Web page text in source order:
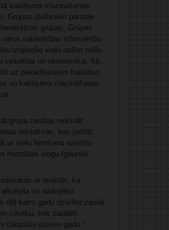
kaitējuma mazināšanas
Grupas dalībnieki pārstāv
grupas. Grupas
sabiedrības informētību
izraisošo vielu radīto reālo
veselībai un ekonomikai, kā
uz pierādījumiem balstītus
un kaitējuma mazināšanas
grupa cenšas veicināt
iniciatīvas, kas palīdz
ar vielu lietošanu saistīto
mirstības slogu Igaunijā.
saskaras ar realitāti, ka
un narkotiku
dēļ katru gadu dzīvību zaudē
cilvēku, tiek zaudēti
tūkstošu dzīves gadu,”